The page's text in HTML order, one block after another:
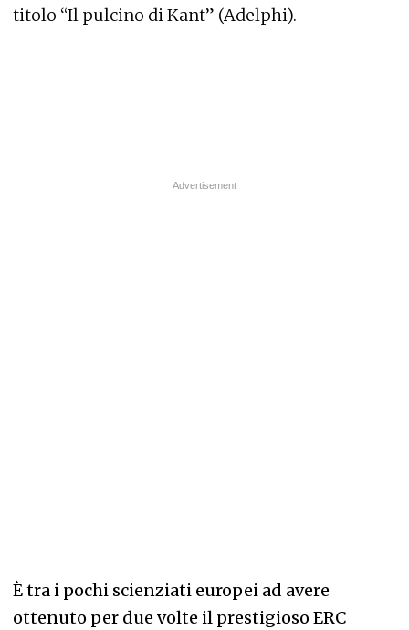
titolo “Il pulcino di Kant” (Adelphi).
È tra i pochi scienziati europei ad avere
ottenuto per due volte il prestigioso ERC